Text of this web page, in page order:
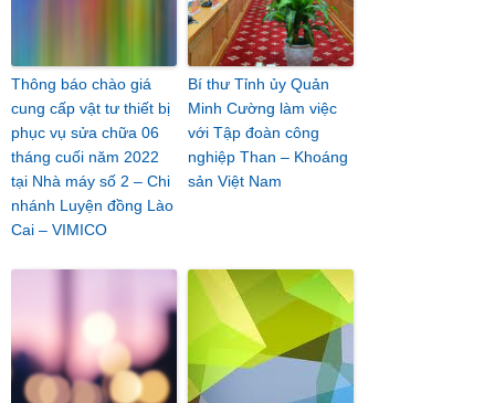
Thông báo chào giá
cung cấp vật tư thiết bị
phục vụ sửa chữa 06
tháng cuối năm 2022
tại Nhà máy số 2 – Chi
nhánh Luyện đồng Lào
Cai – VIMICO
Bí thư Tỉnh ủy Quản
Minh Cường làm việc
với Tập đoàn công
nghiệp Than – Khoáng
sản Việt Nam